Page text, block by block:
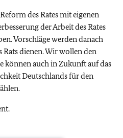
des Rates mit eigenen
der Arbeit des Rates
Vorschläge werden danach
Rats dienen. Wir wollen den
können auch in Zukunft auf das
Deutschlands für den